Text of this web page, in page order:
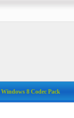
Windows 8 Codec Pack